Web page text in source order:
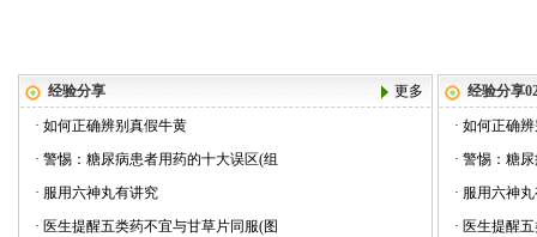
经验分享 更多
· 如何正确辨别真假牛黄
· 警惕：糖尿病患者用药的十大误区(组
· 服用六神丸有讲究
· 医生提醒五类药不宜与甘草片同服(图
经验分享
· 如何正确
· 警惕：糖
· 服用六神
· 医生提醒